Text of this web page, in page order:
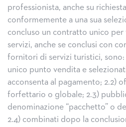
professionista, anche su
conformemente a una sua
concluso un contratto unico per
servizi, anche se conclusi con
fornitori di servizi turistici, sono:
unico punto vendita e
acconsenta al pagamento; 2.2)
forfettario o globale; 2.3)
denominazione “pacchetto” o
2.4) combinati dopo la